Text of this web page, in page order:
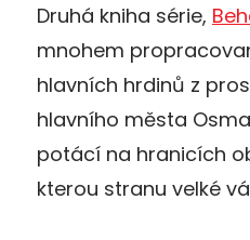
Druhá kniha série,
mnohem
hlavních hrdinů z
hlavního města
potácí na hranicích
kterou stranu velké